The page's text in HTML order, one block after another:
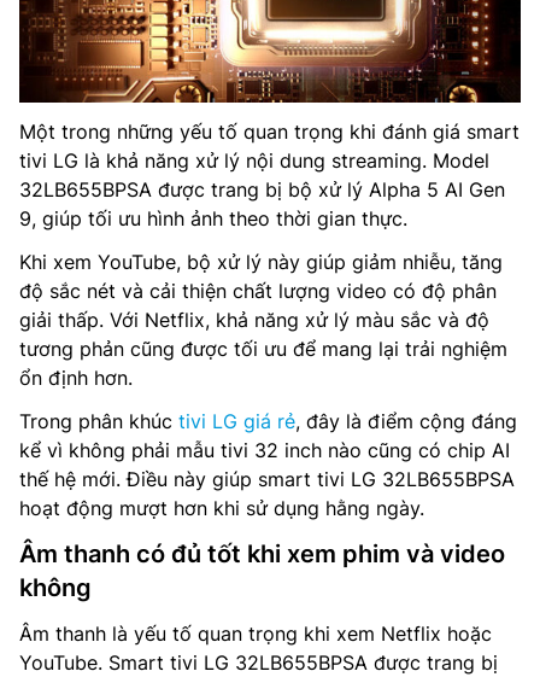
Một trong những yếu tố quan trọng khi đánh giá smart
tivi LG là khả năng xử lý nội dung streaming. Model
32LB655BPSA được trang bị bộ xử lý Alpha 5 AI Gen
9, giúp tối ưu hình ảnh theo thời gian thực.
Khi xem YouTube, bộ xử lý này giúp giảm nhiễu, tăng
độ sắc nét và cải thiện chất lượng video có độ phân
giải thấp. Với Netflix, khả năng xử lý màu sắc và độ
tương phản cũng được tối ưu để mang lại trải nghiệm
ổn định hơn.
Trong phân khúc tivi LG giá rẻ, đây là điểm cộng đáng
kể vì không phải mẫu tivi 32 inch nào cũng có chip AI
thế hệ mới. Điều này giúp smart tivi LG 32LB655BPSA
hoạt động mượt hơn khi sử dụng hằng ngày.
Âm thanh có đủ tốt khi xem phim và video
không
Âm thanh là yếu tố quan trọng khi xem Netflix hoặc
YouTube. Smart tivi LG 32LB655BPSA được trang bị